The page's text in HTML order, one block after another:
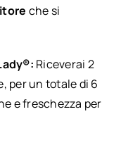
che si
Riceverai 2
per un totale di 6
e freschezza per